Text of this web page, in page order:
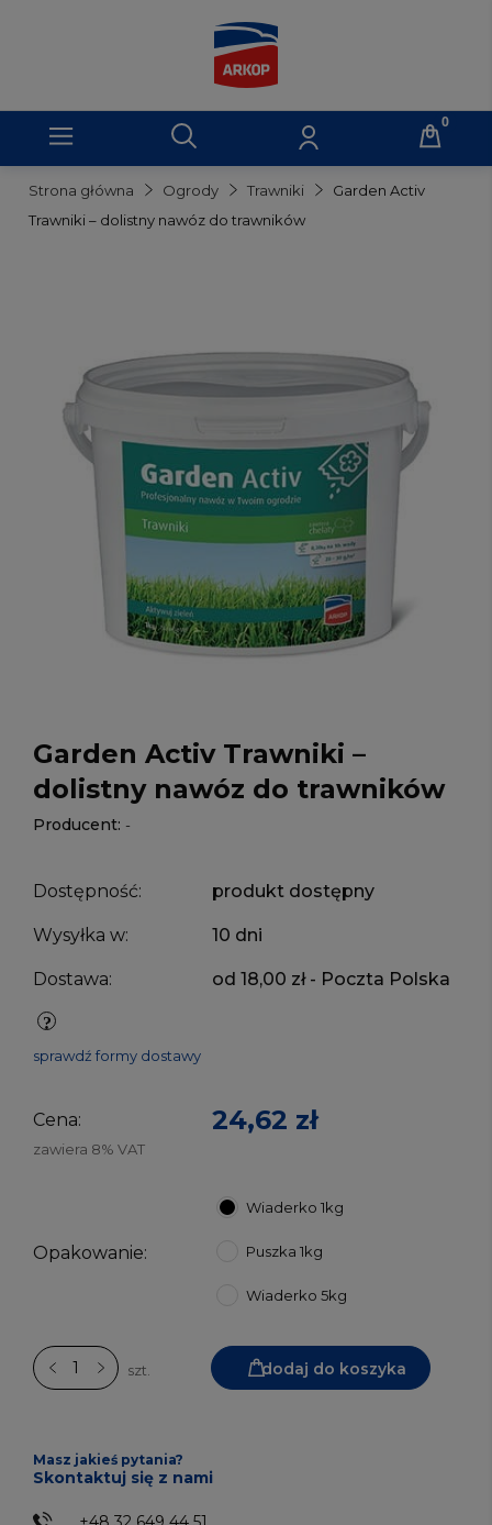
Strona główna Ogrody Trawniki
Garden Activ
Trawniki – dolistny nawóz do trawników
Garden Activ Trawniki –
dolistny nawóz do trawników
Producent: -
Dostępność: produkt dostępny
Wysyłka w: 10 dni
Dostawa: od 18,00 zł - Poczta Polska
sprawdź formy dostawy
Cena: 24,62 zł
zawiera 8% VAT
Opakowanie:
Wiaderko 1kg
Puszka 1kg
Wiaderko 5kg
szt. dodaj do koszyka
Masz jakieś pytania?
Skontaktuj się z nami